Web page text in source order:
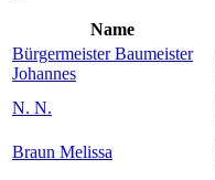
Name
Bürgermeister Baumeister
Johannes
N. N.
Braun Melissa